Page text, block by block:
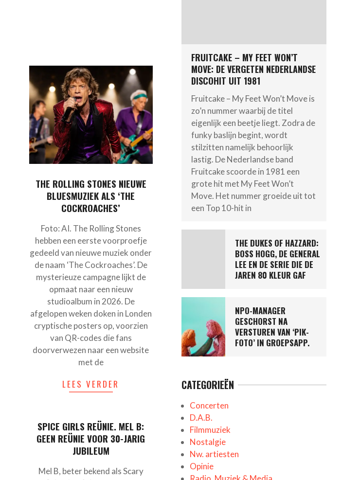
THE ROLLING STONES NIEUWE
BLUESMUZIEK ALS ‘THE
COCKROACHES’
Foto: AI. The Rolling Stones
hebben een eerste voorproefje
gedeeld van nieuwe muziek onder
de naam ‘The Cockroaches’. De
mysterieuze campagne lijkt de
opmaat naar een nieuw
studioalbum in 2026. De
afgelopen weken doken in Londen
cryptische posters op, voorzien
van QR-codes die fans
doorverwezen naar een website
met de
LEES VERDER
SPICE GIRLS REÜNIE. MEL B:
GEEN REÜNIE VOOR 30-JARIG
JUBILEUM
Mel B, beter bekend als Scary
FRUITCAKE – MY FEET WON’T
MOVE: DE VERGETEN NEDERLANDSE
DISCOHIT UIT 1981
Fruitcake – My Feet Won’t Move is
zo’n nummer waarbij de titel
eigenlijk een beetje liegt. Zodra de
funky baslijn begint, wordt
stilzitten namelijk behoorlijk
lastig. De Nederlandse band
Fruitcake scoorde in 1981 een
grote hit met My Feet Won’t
Move. Het nummer groeide uit tot
een Top 10-hit in
THE DUKES OF HAZZARD:
BOSS HOGG, DE GENERAL
LEE EN DE SERIE DIE DE
JAREN 80 KLEUR GAF
NPO-MANAGER
GESCHORST NA
VERSTUREN VAN ‘PIK-
FOTO’ IN GROEPSAPP.
CATEGORIEËN
Concerten
D.A.B.
Filmmuziek
Nostalgie
Nw. artiesten
Opinie